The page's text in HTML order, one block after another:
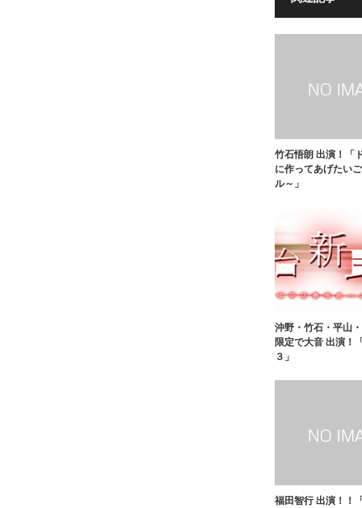
竹石悟朗 出演！「
に作ってあげたい
ル～」
沖野・竹石・平山
限定で大音 出演！
３」
福田智行 出演！！